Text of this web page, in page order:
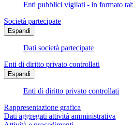
Enti pubblici vigilati - in formato
Società partecipate
Espandi
Dati società partecipate
Enti di diritto privato controllati
Espandi
Enti di diritto privato controllati
Rappresentazione grafica
Dati aggregati attività amministrativa